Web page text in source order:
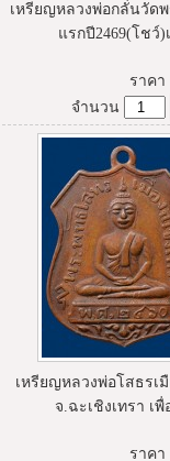
เหรียญหลวงพ่อกลั่นวัด
แรกปี2469(โชว์)
ราคา
จำนวน
เหรียญหลวงพ่อโสธรเ
จ.ฉะเชิงเทรา เพื่
ราคา